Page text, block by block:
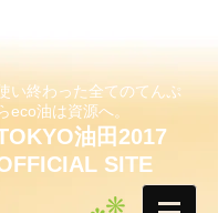
い終わった全てのてんぷ
eco油は資源へ。
油田2017
SITE